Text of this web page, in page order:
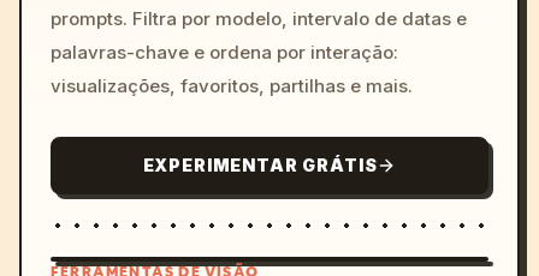
prompts. Filtra por modelo, intervalo de datas e
palavras-chave e ordena por interação:
visualizações, favoritos, partilhas e mais.
EXPERIMENTAR GRÁTIS